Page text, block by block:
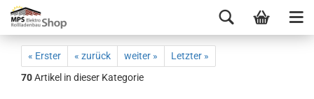
« Erster « zurück weiter »
Letzter »
70Artikel in dieser Kategorie